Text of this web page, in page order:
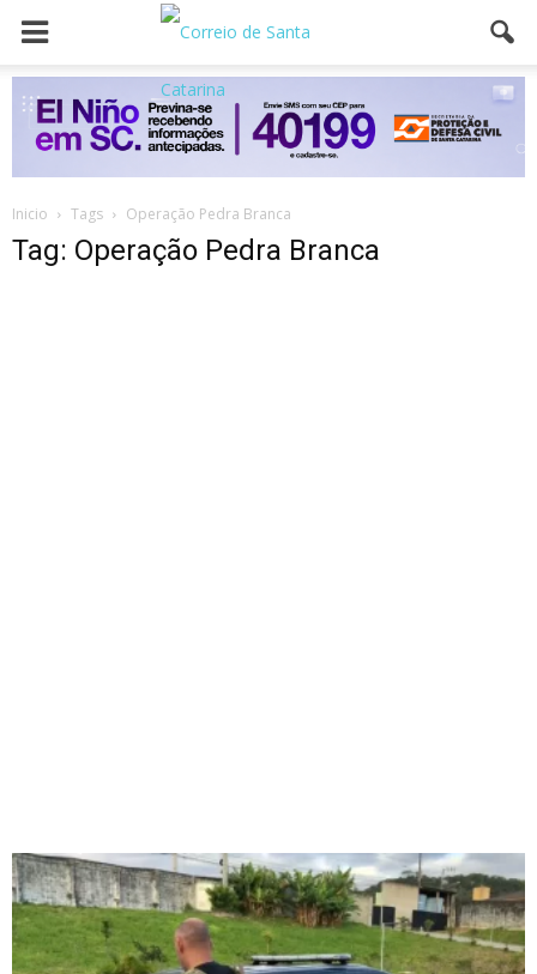
Inicio Tags Operação Pedra Branca
Tag: Operação Pedra Branca